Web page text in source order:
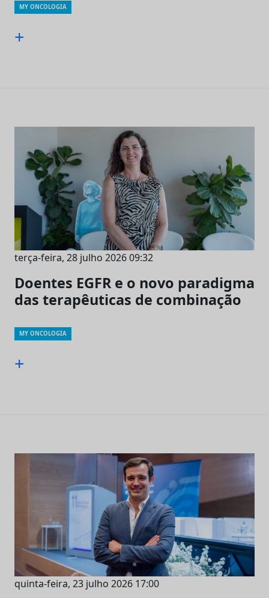
MY ONCOLOGIA
+
terça-feira, 28 julho 2026 09:32
Doentes EGFR e o novo paradigma
das terapêuticas de combinação
MY ONCOLOGIA
+
quinta-feira, 23 julho 2026 17:00